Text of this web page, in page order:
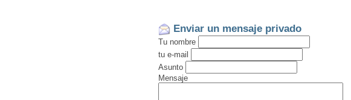
Enviar un mensaje privado
Tu nombre
tu e-mail
Asunto
Mensaje